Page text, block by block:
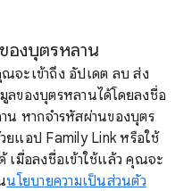
องบุตรหลาน
ะเข้าถึง อัปเดต ลบ ส่ง
ลของบุตรหลานได้โดยลงชื่อ
น หากจำรหัสผ่านของบุตร
แอป Family Link หรือใช้
เมื่อลงชื่อเข้าใช้แล้ว คุณจะ
นโยบายความเป็นส่วนตัว